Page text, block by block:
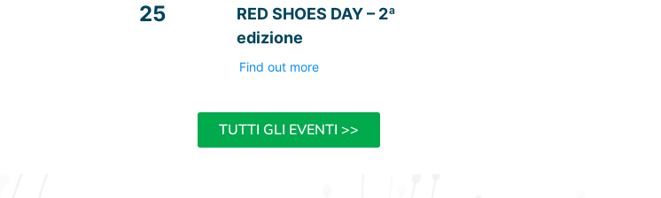
25
RED SHOES DAY – 2ª
edizione
Find out more
TUTTI GLI EVENTI >>